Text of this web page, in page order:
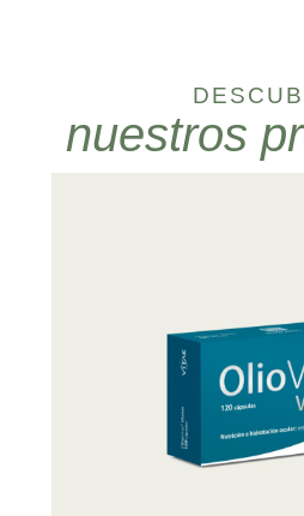
nuestros